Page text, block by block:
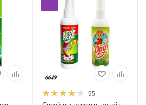
95